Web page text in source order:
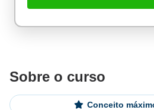
Sobre o curso
Conceito